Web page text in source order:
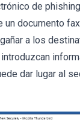
de
un documento
a los
dar lugar al